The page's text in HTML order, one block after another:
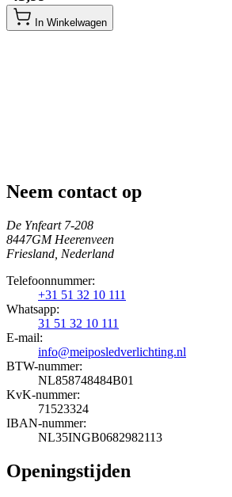
In Winkelwagen
Neem contact op
De Ynfeart 7-208
8447GM Heerenveen
Friesland, Nederland
Telefoonnummer:
+31 51 32 10 111
Whatsapp:
31 51 32 10 111
E-mail:
info@meiposledverlichting.nl
BTW-nummer:
NL858748484B01
KvK-nummer:
71523324
IBAN-nummer:
NL35INGB0682982113
Openingstijden